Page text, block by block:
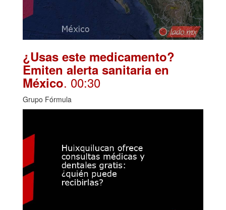
¿Usas este medicamento?
Emiten alerta sanitaria en
México. 00:30
Grupo Fórmula